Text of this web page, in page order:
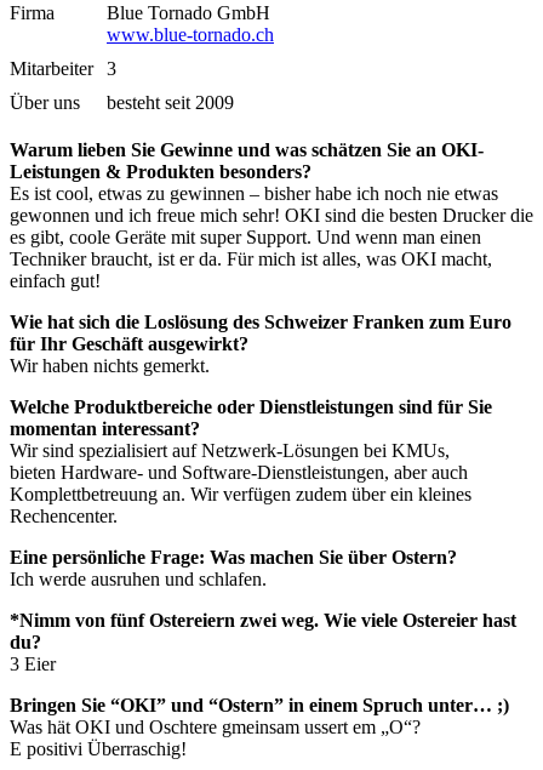
Firma
Blue Tornado GmbH
www.blue-tornado.ch
Mitarbeiter
3
Über uns
besteht seit 2009
Warum lieben Sie Gewinne und was schätzen Sie an OKI-
Leistungen & Produkten besonders?
Es ist cool, etwas zu gewinnen – bisher habe ich noch nie etwas
gewonnen und ich freue mich sehr! OKI sind die besten Drucker die
es gibt, coole Geräte mit super Support. Und wenn man einen
Techniker braucht, ist er da. Für mich ist alles, was OKI macht,
einfach gut!
Wie hat sich die Loslösung des Schweizer Franken zum Euro
für Ihr Geschäft ausgewirkt?
Wir haben nichts gemerkt.
Welche Produktbereiche oder Dienstleistungen sind für Sie
momentan interessant?
Wir sind spezialisiert auf Netzwerk-Lösungen bei KMUs,
bieten Hardware- und Software-Dienstleistungen, aber auch
Komplettbetreuung an. Wir verfügen zudem über ein kleines
Rechencenter.
Eine persönliche Frage: Was machen Sie über Ostern?
Ich werde ausruhen und schlafen.
*Nimm von fünf Ostereiern zwei weg. Wie viele Ostereier hast
du?
3 Eier
Bringen Sie “OKI” und “Ostern” in einem Spruch unter… ;)
Was hät OKI und Oschtere gmeinsam ussert em „O“?
E positivi Überraschig!